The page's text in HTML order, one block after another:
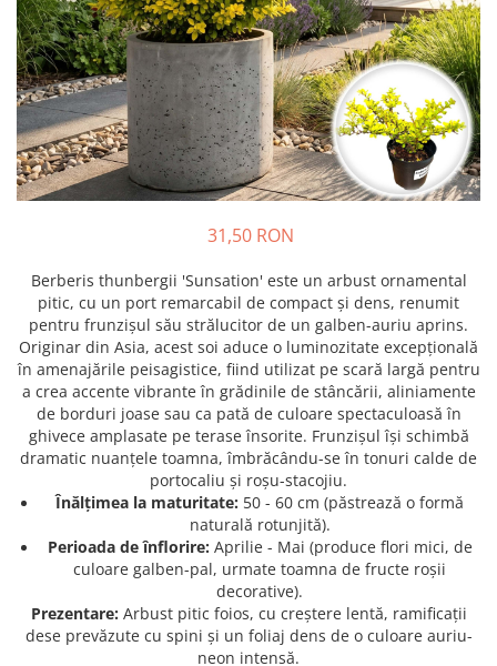
Bulbi de Echinacea
Bulbi de Frezie
Bulbi de Fritillaria
Bulbi de Gaillardia (Kokarda)
Bulbi de Gladiole
Bulbi de Irisi - Stanjenel
Bulbi de Lalele
Bulbi de Narcise
Bulbi de Ranunculus
Bulbi de Tigridia
Bulbi de Zambile
Bulbi de Zantedeschia
Bulbi Sparaxis
Mixuri de Bulbi
Seminte de Flori
Seminte de Legume/Fructe
Păr - Pyrus communis
Smochini - Ficus carica
Viță de Vie - Vitis
Zmeur - Rubus
31,50 RON
Berberis thunbergii 'Sunsation' este un arbust ornamental
pitic, cu un port remarcabil de compact și dens, renumit
pentru frunzișul său strălucitor de un galben-auriu aprins.
Originar din Asia, acest soi aduce o luminozitate excepțională
în amenajările peisagistice, fiind utilizat pe scară largă pentru
a crea accente vibrante în grădinile de stâncării, aliniamente
de borduri joase sau ca pată de culoare spectaculoasă în
ghivece amplasate pe terase însorite. Frunzișul își schimbă
dramatic nuanțele toamna, îmbrăcându-se în tonuri calde de
portocaliu și roșu-stacojiu.
Înălțimea la maturitate: 50 - 60 cm (păstrează o formă
naturală rotunjită).
Perioada de înflorire: Aprilie - Mai (produce flori mici, de
culoare galben-pal, urmate toamna de fructe roșii
decorative).
Prezentare: Arbust pitic foios, cu creștere lentă, ramificații
dese prevăzute cu spini și un foliaj dens de o culoare auriu-
neon intensă.